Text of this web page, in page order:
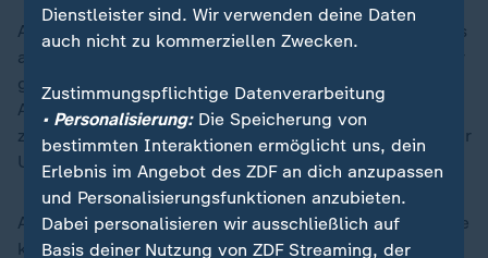
Aus Kreisen der örtlichen Polizei in Ahmedabad hieß es
am Samstag, eine genaue Opferzahl könne erst später
genannt werden, da gefundene Leichenteile an der
Absturzstelle bislang nicht durch DNA-Abgleiche
zugeordnet werden könnten. Viele Leichen seien bis zur
Unkenntlichkeit verkohlt, hieß es.
Auch gelten demnach noch Menschen als vermisst. Sie
könnten daher nicht zu den Toten gezählt werden.
Dienstleister sind. Wir verwenden deine Daten
auch nicht zu kommerziellen Zwecken.
Zustimmungspflichtige Datenverarbeitung
• Personalisierung:Die Speicherung von
bestimmten Interaktionen ermöglicht uns, dein
Erlebnis im Angebot des ZDF an dich anzupassen
und Personalisierungsfunktionen anzubieten.
Dabei personalisieren wir ausschließlich auf
Basis deiner Nutzung von ZDF Streaming, der